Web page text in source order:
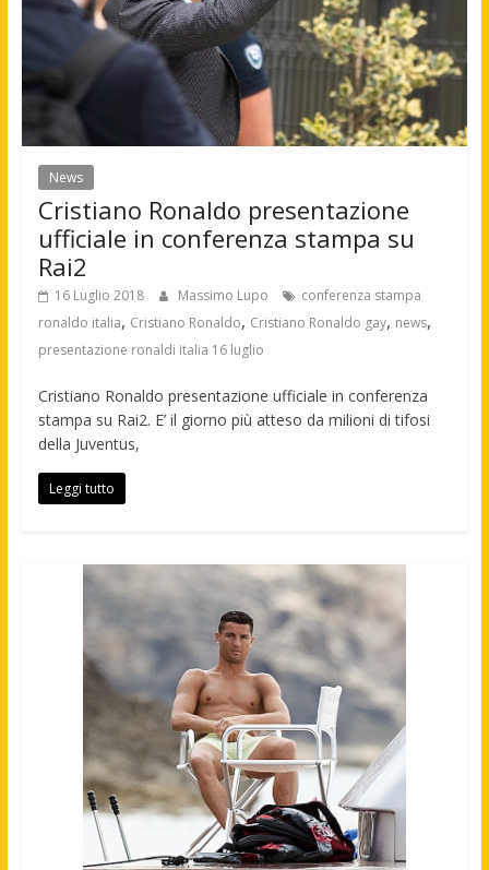
News
Cristiano Ronaldo presentazione
ufficiale in conferenza stampa su
Rai2
16 Luglio 2018 Massimo Lupo
conferenza stampa
ronaldo italia, Cristiano Ronaldo, Cristiano Ronaldo gay, news,
presentazione ronaldi italia 16 luglio
Cristiano Ronaldo presentazione ufficiale in conferenza
stampa su Rai2. E’ il giorno più atteso da milioni di tifosi
della Juventus,
Leggi tutto